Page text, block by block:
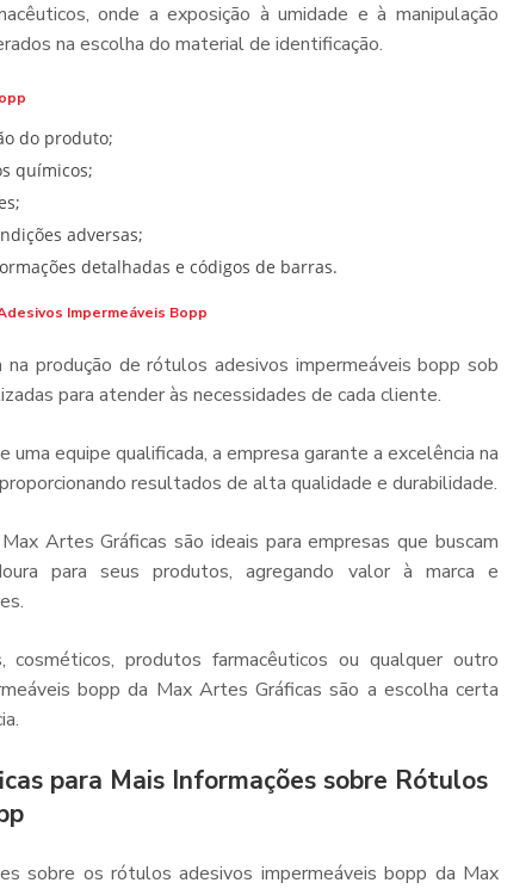
onde a exposição à umidade e à manipulação
na escolha do material de identificação.
do produto;
químicos;
adversas;
detalhadas e códigos de barras.
Impermeáveis Bopp
produção de rótulos adesivos impermeáveis bopp sob
para atender às necessidades de cada cliente.
equipe qualificada, a empresa garante a excelência na
resultados de alta qualidade e durabilidade.
Artes Gráficas são ideais para empresas que buscam
para seus produtos, agregando valor à marca e
cosméticos, produtos farmacêuticos ou qualquer outro
bopp da Max Artes Gráficas são a escolha certa
para Mais Informações sobre Rótulos
sobre os rótulos adesivos impermeáveis bopp da Max